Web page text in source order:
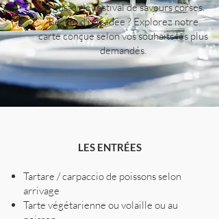
déguster le festival de saveurs corses.
Besoin d'une idée ? Explorez notre
carte conçue selon vos souhaits les plus
demandés.
LES ENTRÉES
Tartare / carpaccio de poissons selon
arrivage
Tarte végétarienne ou volaille ou au